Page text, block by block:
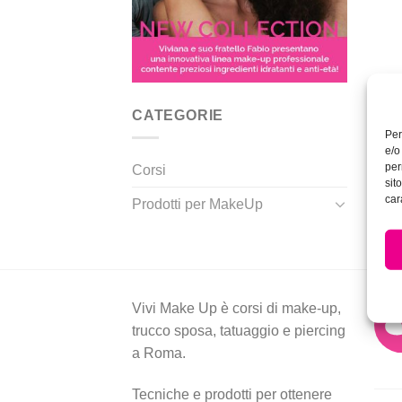
e/
CATEGORIE
Corsi
Prodotti per MakeUp
Vivi Make Up è corsi di make-up,
trucco sposa, tatuaggio e piercing
a Roma.
Tecniche e prodotti per ottenere